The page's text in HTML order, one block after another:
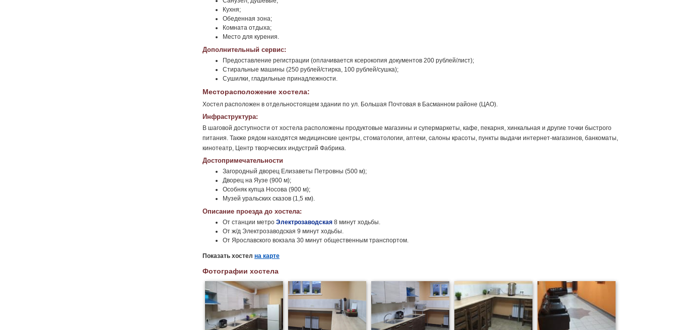
Кухня;
Обеденная зона;
Комната отдыха;
Место для курения.
Дополнительный сервис:
Предоставление регистрации (оплачивается ксерокопия документов 200 рублей/лист);
Стиральные машины (250 рублей/стирка, 100 рублей/сушка);
Сушилки, гладильные принадлежности.
Месторасположение хостела:
Хостел расположен в отдельностоящем здании по ул. Большая Почтовая в Басманном районе (ЦАО).
Инфраструктура:
В шаговой доступности от хостела расположены продуктовые магазины и супермаркеты, кафе, пекарня, хинкальная и другие точки быстрого
питания. Также рядом находятся медицинские центры, стоматологии, аптеки, салоны красоты, пункты выдачи интернет-магазинов, банкоматы,
кинотеатр, Центр творческих индустрий Фабрика.
Достопримечательности
Загородный дворец Елизаветы Петровны (500 м);
Дворец на Яузе (900 м);
Особняк купца Носова (900 м);
Музей уральских сказов (1,5 км).
Описание проезда до хостела:
От станции метро Электрозаводская 8 минут ходьбы.
От ж/д Электрозаводская 9 минут ходьбы.
От Ярославского вокзала 30 минут общественным транспортом.
Показать хостел на карте
Фотографии хостела